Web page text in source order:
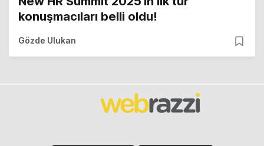
konuşmacıları belli oldu!
Gözde Ulukan